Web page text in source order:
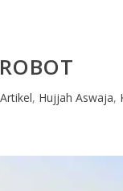
Artikel, Hujjah Aswaja,